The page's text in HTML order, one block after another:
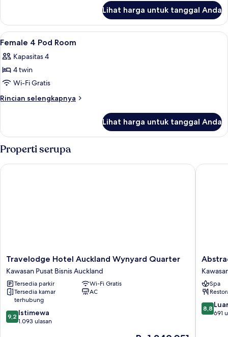
8
Pod
Room
Lihat harga untuk tanggal Anda
Lihat
semua
foto
untuk
Female
4
4
Female 4 Pod Room
Kapasitas 4
4 twin
Wi-Fi Gratis
Rincian selengkapnya
Rincian
Female
4
Pod
Room
Lihat harga untuk tanggal Anda
Properti serupa
Travelodge
Hotel
Auckland
Wynyard
Quarter
Kawasan
Pusat
Bisnis
Travelodge Hotel Auckland Wynyard Quarter
Kawasan Pusat Bisnis Auckland
Tersedia parkir
Wi-Fi Gratis
Tersedia kamar
terhubung
AC
9.2
dari
9,2 Istimewa
1.093 ulasan
Travelodge Hotel Auckland Wynyard Quarter
Abstract
Hotel
Pusat
Bisnis
Spa
8.8
dari
8,8
691